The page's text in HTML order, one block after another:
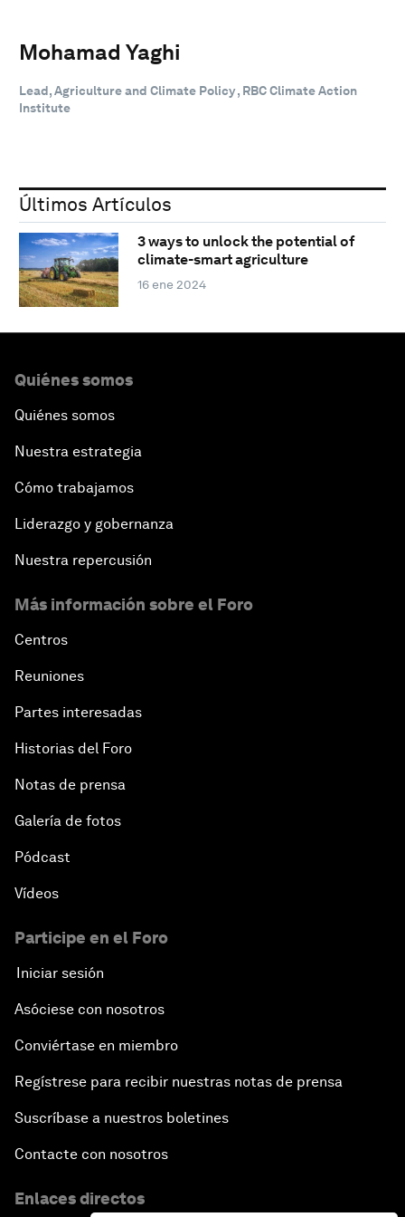
Mohamad Yaghi
Lead, Agriculture and Climate Policy , RBC Climate Action
Institute
Últimos Artículos
3 ways to unlock the potential of
climate-smart agriculture
16 ene 2024
Quiénes somos
Quiénes somos
Nuestra estrategia
Cómo trabajamos
Liderazgo y gobernanza
Nuestra repercusión
Más información sobre el Foro
Centros
Reuniones
Partes interesadas
Historias del Foro
Notas de prensa
Galería de fotos
Pódcast
Vídeos
Participe en el Foro
Iniciar sesión
Asóciese con nosotros
Conviértase en miembro
Regístrese para recibir nuestras notas de prensa
Suscríbase a nuestros boletines
Contacte con nosotros
Enlaces directos